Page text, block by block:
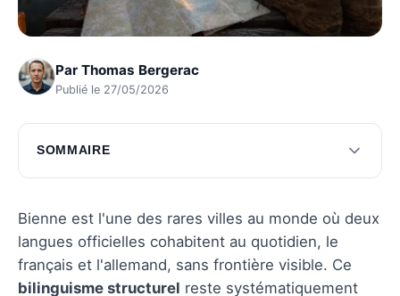
Par Thomas Bergerac
Publié le 27/05/2026
SOMMAIRE
Les merveilles naturelles au cœur de Bienne
L'avenir technologique de Bienne
Questions fréquentes
Bienne est l'une des rares villes au monde où deux
langues officielles cohabitent au quotidien, le
français et l'allemand, sans frontière visible. Ce
bilinguisme structurel reste systématiquement